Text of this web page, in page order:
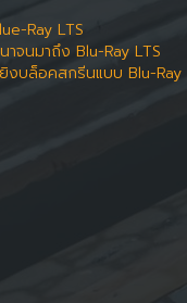
Ray LTS
จนมาถึง Blu-Ray LTS
บล็อคสกรีนแบบ Blu-Ray